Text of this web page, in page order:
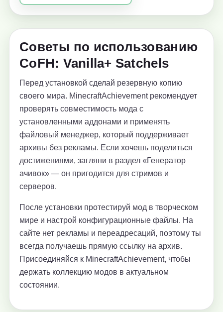
Советы по использованию
CoFH: Vanilla+ Satchels
Перед установкой сделай резервную копию
своего мира. MinecraftAchievement рекомендует
проверять совместимость мода с
установленными аддонами и применять
файловый менеджер, который поддерживает
архивы без рекламы. Если хочешь поделиться
достижениями, загляни в раздел «Генератор
ачивок» — он пригодится для стримов и
серверов.
После установки протестируй мод в творческом
мире и настрой конфигурационные файлы. На
сайте нет рекламы и переадресаций, поэтому ты
всегда получаешь прямую ссылку на архив.
Присоединяйся к MinecraftAchievement, чтобы
держать коллекцию модов в актуальном
состоянии.